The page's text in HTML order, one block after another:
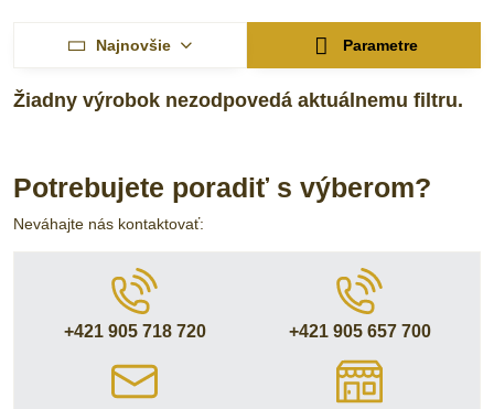
Najnovšie Parametre
Potrebujete poradiť s výberom?
Neváhajte nás kontaktovať:
+421 905 718 720 +421 905 657 700